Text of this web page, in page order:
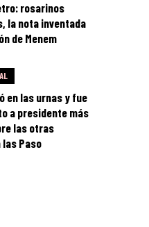
rosarinos
la nota inventada
de Menem
en las urnas y fue
a presidente más
las otras
Paso